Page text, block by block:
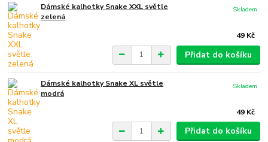
Dámské kalhotky Snake XXL světle
zelená
49 Kč
Skladem
Přidat do košíku
Dámské kalhotky Snake XL světle
modrá
49 Kč
Skladem
Přidat do košíku